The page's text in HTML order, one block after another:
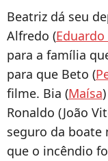
Beatriz dá seu
Alfredo (
para a família
para que Beto (
filme. Bia (Maísa
Ronaldo (João
seguro da boate
que o incêndio